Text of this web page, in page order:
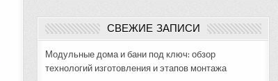
СВЕЖИЕ ЗАПИСИ
Модульные дома и бани под ключ: обзор
технологий изготовления и этапов монтажа